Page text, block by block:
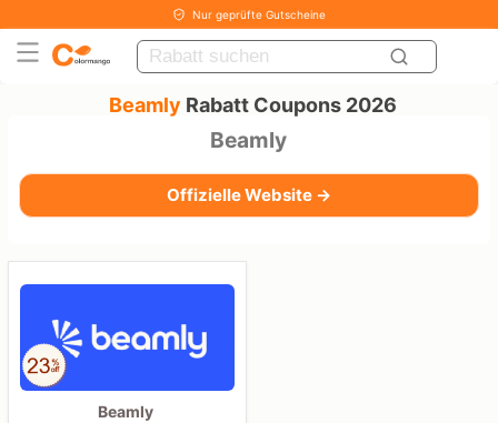
Nur geprüfte Gutscheine
Beamly Rabatt Coupons 2026
Beamly
Offizielle Website →
Beamly